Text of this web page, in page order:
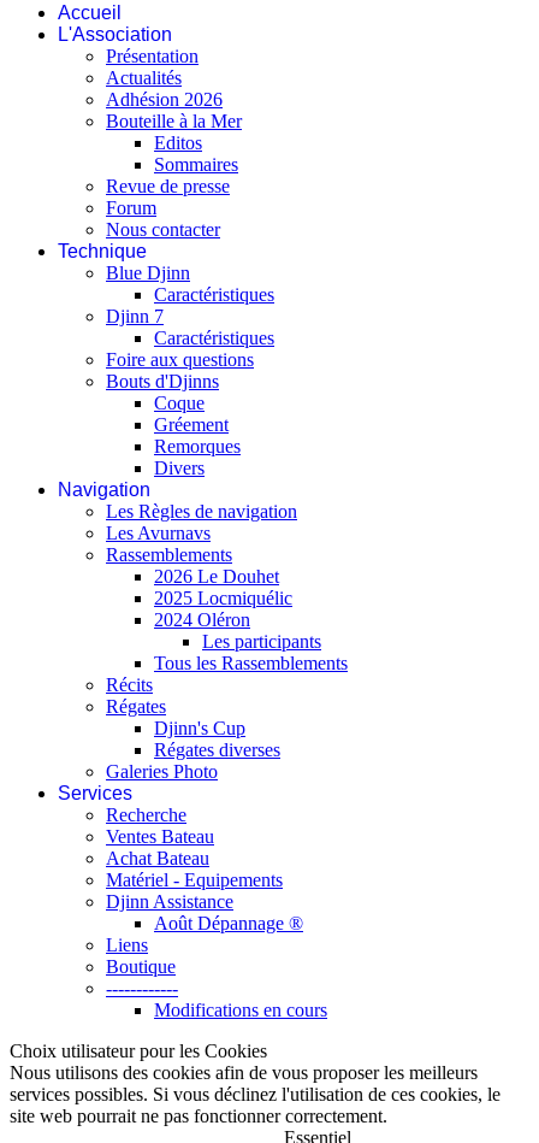
Accueil
L'Association
Présentation
Actualités
Adhésion 2026
Bouteille à la Mer
Editos
Sommaires
Revue de presse
Forum
Nous contacter
Technique
Blue Djinn
Caractéristiques
Djinn 7
Caractéristiques
Foire aux questions
Bouts d'Djinns
Coque
Gréement
Remorques
Divers
Navigation
Les Règles de navigation
Les Avurnavs
Rassemblements
2026 Le Douhet
2025 Locmiquélic
2024 Oléron
Les participants
Tous les Rassemblements
Récits
Régates
Djinn's Cup
Régates diverses
Galeries Photo
Services
Recherche
Ventes Bateau
Achat Bateau
Matériel - Equipements
Djinn Assistance
Août Dépannage ®
Liens
Boutique
------------
Modifications en cours
Choix utilisateur pour les Cookies
Nous utilisons des cookies afin de vous proposer les meilleurs
services possibles. Si vous déclinez l'utilisation de ces cookies, le
site web pourrait ne pas fonctionner correctement.
Essentiel